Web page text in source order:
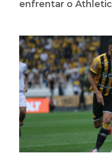
enfrentar o Athletic